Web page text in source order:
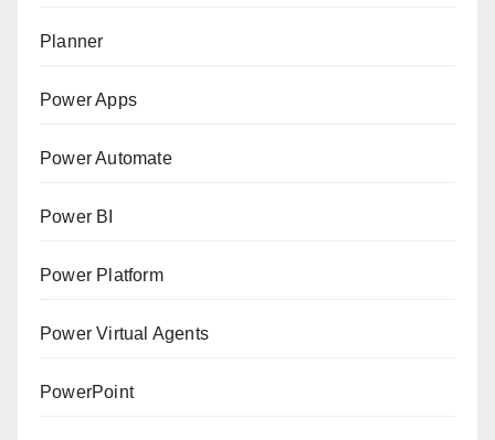
Planner
Power Apps
Power Automate
Power BI
Power Platform
Power Virtual Agents
PowerPoint